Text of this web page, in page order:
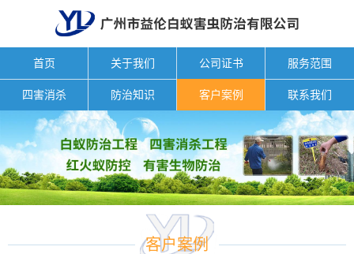
首页 关于我们 公司证书 服务范围
四害消杀 防治知识 客户案例 联系我们
客户案例